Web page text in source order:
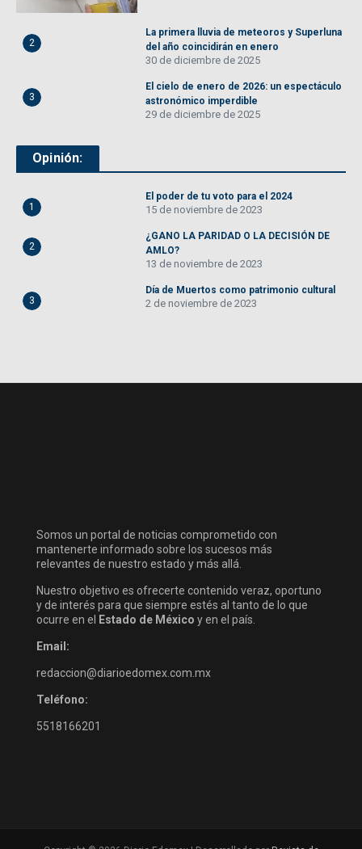
2
La primera lluvia de meteoros y Superluna
del año coincidirán en enero
30 de diciembre de 2025
3
El cielo de enero de 2026: un espectáculo
astronómico imperdible
29 de diciembre de 2025
Opinión:
1
El poder de tu voto para el 2024
15 de noviembre de 2023
2
¿GANO LA PARIDAD O LA DECISIÓN DE
AMLO?
13 de noviembre de 2023
3
Día de Muertos como patrimonio cultural
2 de noviembre de 2023
Somos un portal de noticias comprometido con
mantenerte informado sobre los sucesos más
relevantes de nuestro estado y más allá.
Nuestro objetivo es ofrecerte contenido veraz, oportuno
y de interés para que siempre estés al tanto de lo que
ocurre en el
Estado de México y en el país.
Email:
redaccion@diarioedomex.com.mx
Teléfono:
5518166201